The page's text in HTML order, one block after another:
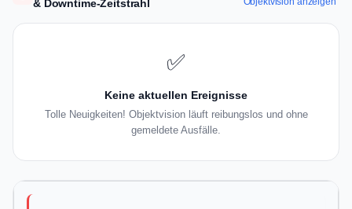
& Downtime-Zeitstrahl
✅
Keine aktuellen Ereignisse
Tolle Neuigkeiten! Objektvision läuft reibungslos und ohne
gemeldete Ausfälle.